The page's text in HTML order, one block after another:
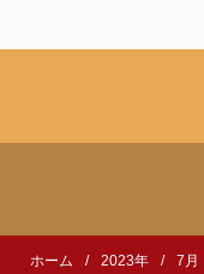
ホーム 2023年 7月